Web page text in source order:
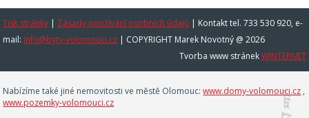
Tisk stránky | Zásady používání osobních údajů | Kontakt tel. 733 530 920, e-
mail: info@byty-volomouci.cz | COPYRIGHT Marek Novotný @ 2026
Tvorba www stránekWINTERNET
Nabízíme také jiné nemovitosti ve městě Olomouc:www.domy-volomouci.cz ,
www.pozemky-volomouci.cz